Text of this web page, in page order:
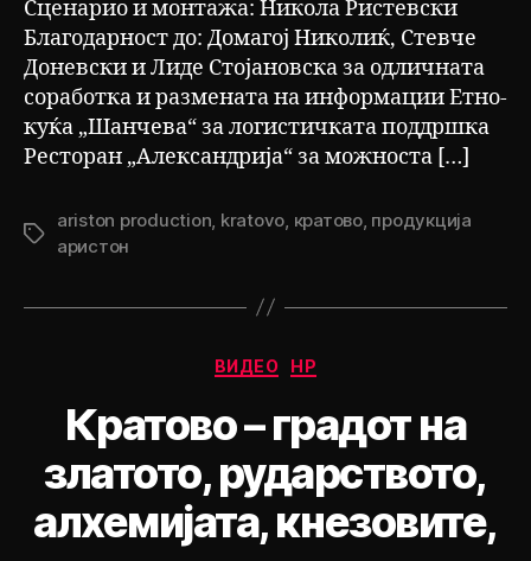
Сценарио и монтажа: Никола Ристевски
Благодарност до: Домагој Николиќ, Стевче
Доневски и Лиде Стојановска за одличната
соработка и размената на информации Етно-
куќа „Шанчева“ за логистичката поддршка
Ресторан „Александрија“ за можноста […]
Tags
ariston production kratovo кратово, продукција
аристон
Categories
ВИДЕО НР
Кратово – градот на
златото, рударството,
алхемијата, кнезовите,